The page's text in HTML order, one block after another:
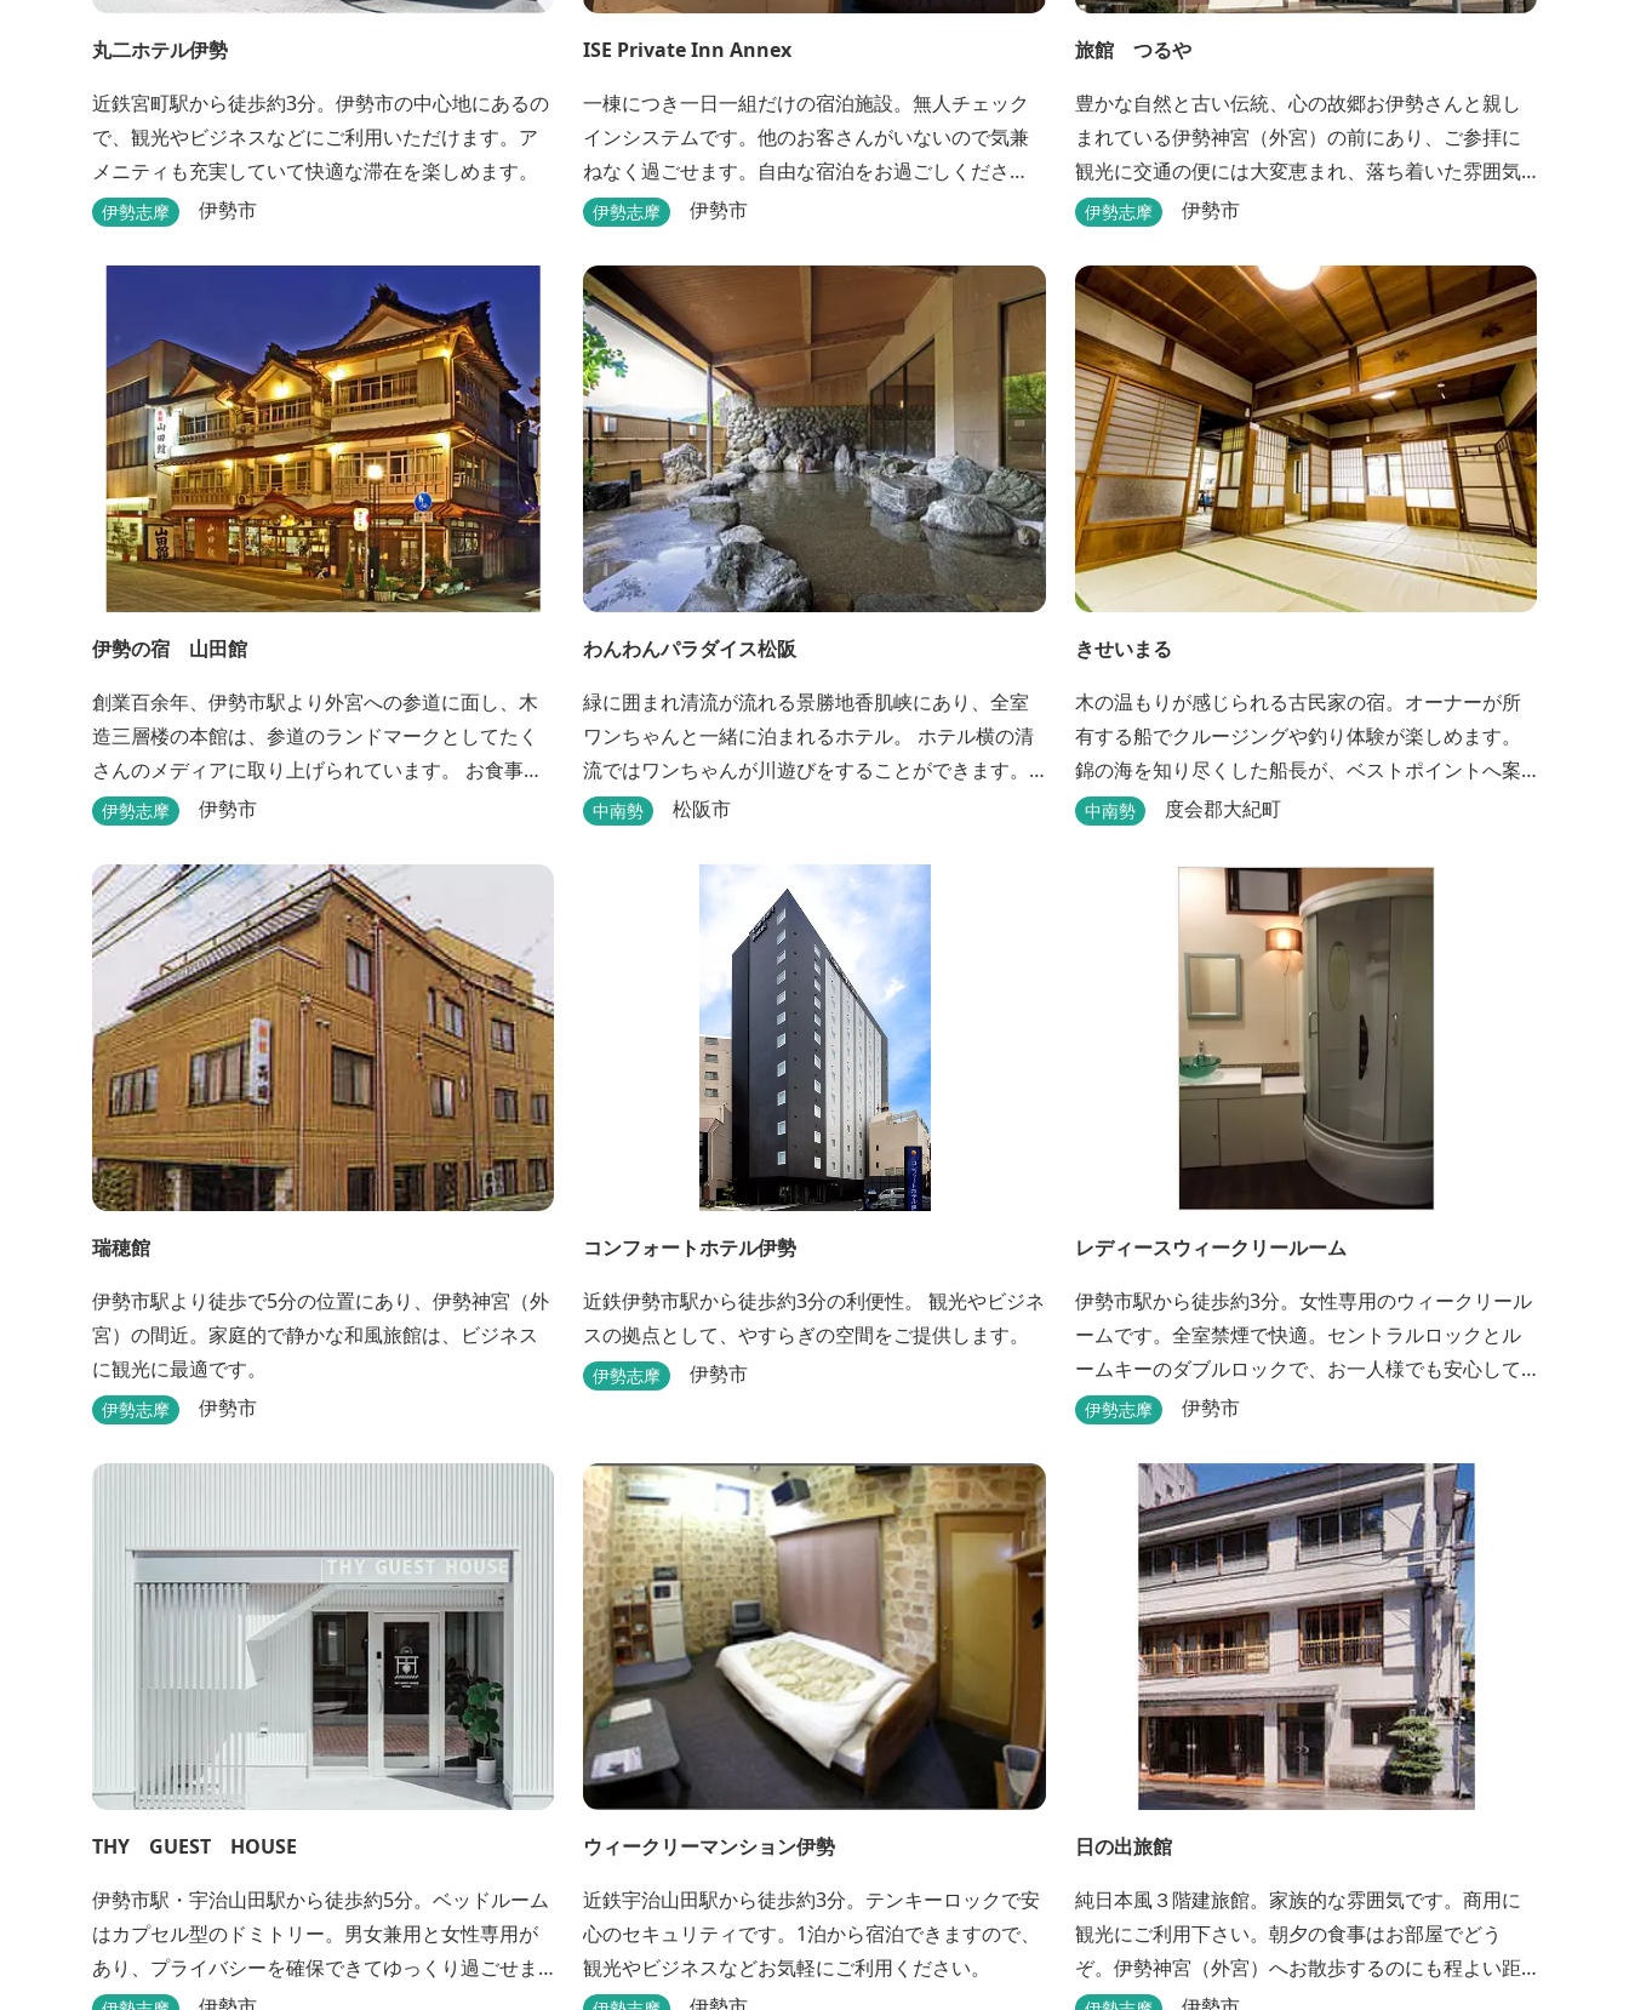
丸二ホテル伊勢
近鉄宮町駅から徒歩約3分。伊勢市の中心地にあるの
で、観光やビジネスなどにご利用いただけます。ア
メニティも充実していて快適な滞在を楽しめます。
伊勢志摩 伊勢市
ISE Private Inn Annex
一棟につき一日一組だけの宿泊施設。無人チェック
インシステムです。他のお客さんがいないので気兼
ねなく過ごせます。自由な宿泊をお過ごしくださ
い。
伊勢志摩 伊勢市
旅館 つるや
豊かな自然と古い伝統、心の故郷お伊勢さんと親し
まれている伊勢神宮（外宮）の前にあり、ご参拝に
観光に交通の便には大変恵まれ、落ち着いた雰囲気
と家庭的な気楽さでご愛顧を頂いております。
伊勢志摩 伊勢市
伊勢の宿 山田館
創業百余年、伊勢市駅より外宮への参道に面し、木
造三層楼の本館は、参道のランドマークとしてたく
さんのメディアに取り上げられています。 お食事も
伊勢志摩の食材をお値打ちに堪能できるとご好評い
伊勢志摩 伊勢市
わんわんパラダイス松阪
緑に囲まれ清流が流れる景勝地香肌峡にあり、全室
ワンちゃんと一緒に泊まれるホテル。 ホテル横の清
流ではワンちゃんが川遊びをすることができます。
天然温泉「香肌の湯」は鉄分を含んだお湯が特徴。
イト ワクワク松阪 へ。
中南勢 松阪市
きせいまる
木の温もりが感じられる古民家の宿。オーナーが所
有する船でクルージングや釣り体験が楽しめます。
錦の海を知り尽くした船長が、ベストポイントへ案
内してくれます。
中南勢 度会郡大紀町
瑞穂館
伊勢市駅より徒歩で5分の位置にあり、伊勢神宮（外
宮）の間近。家庭的で静かな和風旅館は、ビジネス
に観光に最適です。
伊勢志摩 伊勢市
コンフォートホテル伊勢
近鉄伊勢市駅から徒歩約3分の利便性。 観光やビジネ
スの拠点として、やすらぎの空間をご提供します。
伊勢志摩 伊勢市
レディースウィークリールーム
伊勢市駅から徒歩約3分。女性専用のウィークリール
ームです。全室禁煙で快適。セントラルロックとル
ームキーのダブルロックで、お一人様でも安心して
宿泊できます。
伊勢志摩 伊勢市
THY GUEST HOUSE
伊勢市駅・宇治山田駅から徒歩約5分。ベッドルーム
はカプセル型のドミトリー。男女兼用と女性専用が
あり、プライバシーを確保できてゆっくり過ごせま
す。
ウィークリーマンション伊勢
近鉄宇治山田駅から徒歩約3分。テンキーロックで安
心のセキュリティです。1泊から宿泊できますので、
観光やビジネスなどお気軽にご利用ください。
日の出旅館
純日本風３階建旅館。家族的な雰囲気です。商用に
観光にご利用下さい。朝夕の食事はお部屋でどう
ぞ。伊勢神宮（外宮）へお散歩するのにも程よい距
離です。